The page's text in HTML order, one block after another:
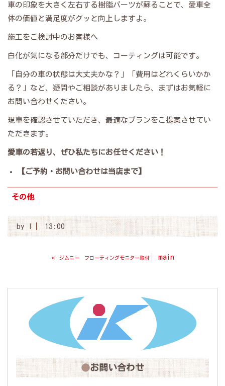
​車の印象を大きく左右する樹脂パーツが蘇ることで、愛車全
体の価値と満足度がグッと向上しますよ。
​施工をご検討中のお客様へ
​白化が気になる部分だけでも、コーティングは可能です。
​「自分の車の状態は大丈夫かな？」「費用はどれくらいかか
る？」など、疑問やご相談がありましたら、まずはお気軽に
お問い合わせください。
​現車を確認させていただき、最適なプランをご提案させてい
ただきます。
愛車の若返り、ぜひ私たちにお任せください！
【ご予約・お問い合わせは当店まで】
その他
byI 13:00
« ジムニー フローティングモニター取付 main
お問い合わせ